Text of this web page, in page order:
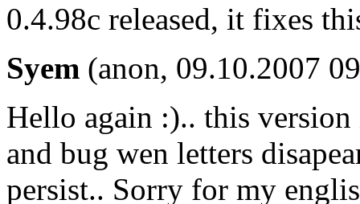
0.4.98c released, it fixes
Syem (anon, 09.10.2007
Hello again :).. this version
and bug wen letters
persist.. Sorry for my